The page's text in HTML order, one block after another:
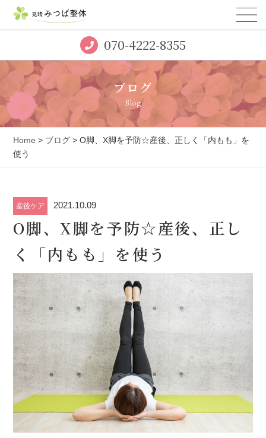
070-4222-8355
ブログ
Blog
Home > ブログ > O脚、X脚を予防☆産後、正しく「内もも」を
使う
産後ケア 2021.10.09
O脚、X脚を予防☆産後、正し
く「内もも」を使う